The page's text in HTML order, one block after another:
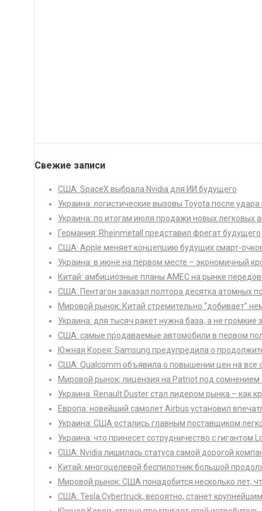
Свежие записи
США: SpaceX выбрала Nvidia для ИИ будущего
Украина: логистические вызовы Toyota после удара
Украина: по итогам июля продажи новых легковых
Германия: Rheinmetall представил фрегат будущего
США: Apple меняет концепцию будущих смарт-
Украина: в июне на первом месте – экономичный
Китай: амбициозные планы AMEC на рынке
США: Пентагон заказал полтора десятка атомных
Мировой рынок: Китай стремительно “добивает”
Украина: для тысяч ракет нужна база, а не громкие
США: самые продаваемые автомобили в первом
Южная Корея: Samsung предупредила о
США: Qualcomm объявила о повышении цен на все
Мировой рынок: лицензия на Patriot под сомнением
Украина: Renault Duster стал лидером рынка – как
Европа: новейший самолет Airbus установил
Украина: США остались главным поставщиком
Украина: что принесет сотрудничество с гигантом
США: Nvidia лишилась статуса самой дорогой
Китай: многоцелевой беспилотник большой
Мировой рынок: США понадобится несколько лет,
США: Tesla Cybertruck, вероятно, станет